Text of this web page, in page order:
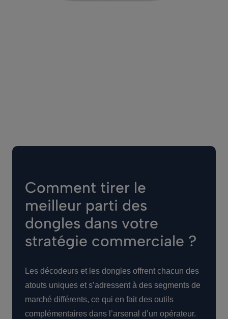
Comment tirer le
meilleur parti des
dongles dans votre
stratégie commerciale ?
Les décodeurs et les dongles offrent chacun des
atouts uniques et s’adressent à des segments de
marché différents, ce qui en fait des outils
complémentaires dans l’arsenal d’un opérateur.